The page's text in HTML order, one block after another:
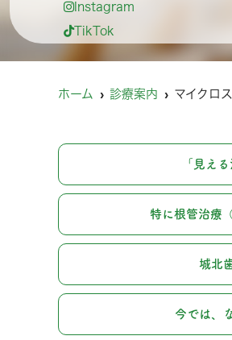
Instagram
TikTok
ホーム 診療案内 マイクロ
「見え
特に根管治療
城北
今では、